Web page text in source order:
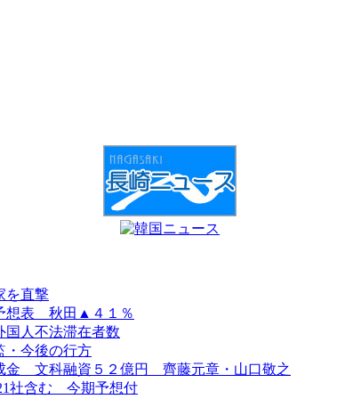
直撃
想表 秋田▲４１％
国人不法滞在者数
・今後の行方
金 文科融資５２億円 齊藤元章・山口敬之
社含む 今期予想付